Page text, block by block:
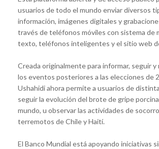
usuarios de todo el mundo enviar diversos
información, imágenes digitales y
través de teléfonos móviles con sistema de
texto, teléfonos inteligentes y el sitio web
Creada originalmente para informar, seguir
los eventos posteriores a las elecciones de
Ushahidi ahora permite a usuarios de
seguir la evolución del brote de gripe
mundo, u observar las actividades de
terremotos de Chile y Haití.
El Banco Mundial está apoyando iniciativas